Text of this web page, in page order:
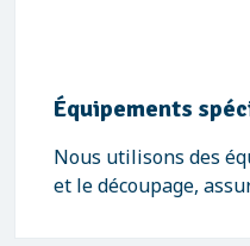
Équipements
Nous utilisons des
et le découpage,